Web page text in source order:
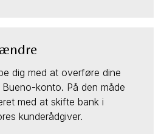
dig med at overføre dine
konto. På den måde
med at skifte bank i
kunderådgiver.